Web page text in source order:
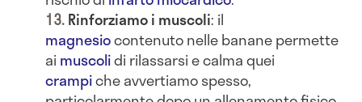
Rinforziamo i muscoli: il
magnesiocontenuto nelle banane permette
ai muscolidi rilassarsi e calma quei
crampiche avvertiamo spesso,